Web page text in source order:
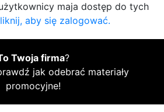
maja dostęp do tych
aby się zalogować.
Twoja firma?
jak odebrać materiały
promocyjne!